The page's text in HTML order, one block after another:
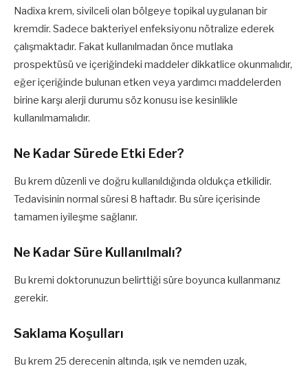
Nadixa krem, sivilceli olan bölgeye topikal uygulanan bir
kremdir. Sadece bakteriyel enfeksiyonu nötralize ederek
çalışmaktadır. Fakat kullanılmadan önce mutlaka
prospektüsü ve içeriğindeki maddeler dikkatlice okunmalıdır,
eğer içeriğinde bulunan etken veya yardımcı maddelerden
birine karşı alerji durumu söz konusu ise kesinlikle
kullanılmamalıdır.
Ne Kadar Sürede Etki Eder?
Bu krem düzenli ve doğru kullanıldığında oldukça etkilidir.
Tedavisinin normal süresi 8 haftadır. Bu süre içerisinde
tamamen iyileşme sağlanır.
Ne Kadar Süre Kullanılmalı?
Bu kremi doktorunuzun belirttiği süre boyunca kullanmanız
gerekir.
Saklama Koşulları
Bu krem 25 derecenin altında, ışık ve nemden uzak,